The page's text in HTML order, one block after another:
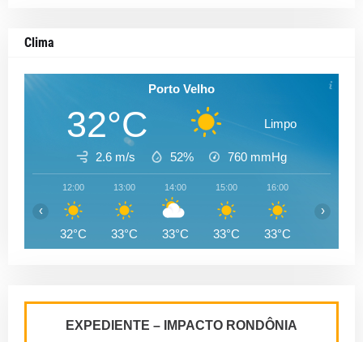
Clima
Porto Velho
32°C Limpo
2.6 m/s 52% 760 mmHg
12:00
32°C
13:00
33°C
14:00
33°C
15:00
33°C
16:00
33°C
‹ ›
EXPEDIENTE – IMPACTO RONDÔNIA